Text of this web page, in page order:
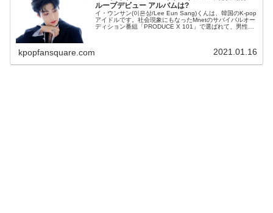
ループデビュー アルバムは?
イ・ウンサン(이은상/Lee Eun Sang)くんは、韓国のK-pop
アイドルです。社会現象にもなったMnetのサバイバルオー
ディション番組「PRODUCE X 101」で選ばれて、男性ア
kpopfansquare.com 2021.01.16